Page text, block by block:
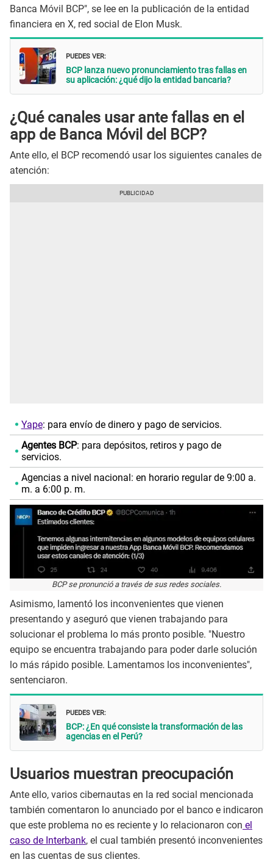
Banca Móvil BCP", se lee en la publicación de la entidad
financiera en X, red social de Elon Musk.
PUEDES VER:
BCP lanza nuevo pronunciamiento tras fallas en
su aplicación: ¿qué dijo la entidad bancaria?
¿Qué canales usar ante fallas en el
app de Banca Móvil del BCP?
Ante ello, el BCP recomendó usar los siguientes canales de
atención:
Yape: para envío de dinero y pago de servicios.
Agentes BCP: para depósitos, retiros y pago de
servicios.
Agencias a nivel nacional: en horario regular de 9:00 a.
m. a 6:00 p. m.
BCP se pronunció a través de sus redes sociales.
Asimismo, lamentó los inconvenientes que vienen
presentando y aseguró que vienen trabajando para
solucionar el problema lo más pronto posible. "Nuestro
equipo se encuentra trabajando para poder darle solución
lo más rápido posible. Lamentamos los inconvenientes",
sentenciaron.
PUEDES VER:
BCP: ¿En qué consiste la transformación de las
agencias en el Perú?
Usuarios muestran preocupación
Ante ello, varios cibernautas en la red social mencionada
también comentaron lo anunciado por el banco e indicaron
que este problema no es reciente y lo relacionaron con el
caso de Interbank, el cual también presentó inconvenientes
en las cuentas de sus clientes.